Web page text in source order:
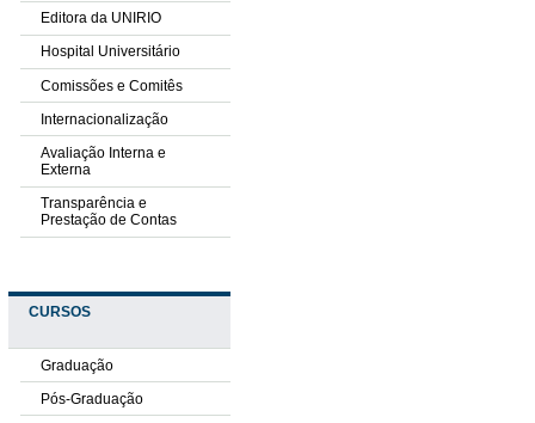
Editora da UNIRIO
Hospital Universitário
Comissões e Comitês
Internacionalização
Avaliação Interna e
Externa
Transparência e
Prestação de Contas
CURSOS
Graduação
Pós-Graduação